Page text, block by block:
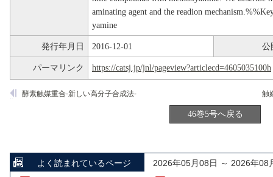
aminating agent and the readion
yamine
発行年月日 2016-12-01 公
パーマリンク https://catsj.jp/jnl/pageview?articlecd=4605035100h
触
酵素触媒重合-新しい高分子合成法-
46巻5号へ戻る
よく読まれているページ 2026年05月08日 ～ 2026年08